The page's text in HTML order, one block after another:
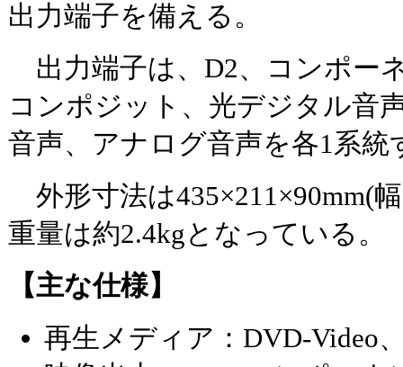
出力端子を備える。
出力端子は、D2、コンポー
コンポジット、光デジタル音
音声、アナログ音声を各1系統
外形寸法は435×211×90mm(
重量は約2.4kgとなっている。
【主な仕様】
再生メディア：DVD-Video